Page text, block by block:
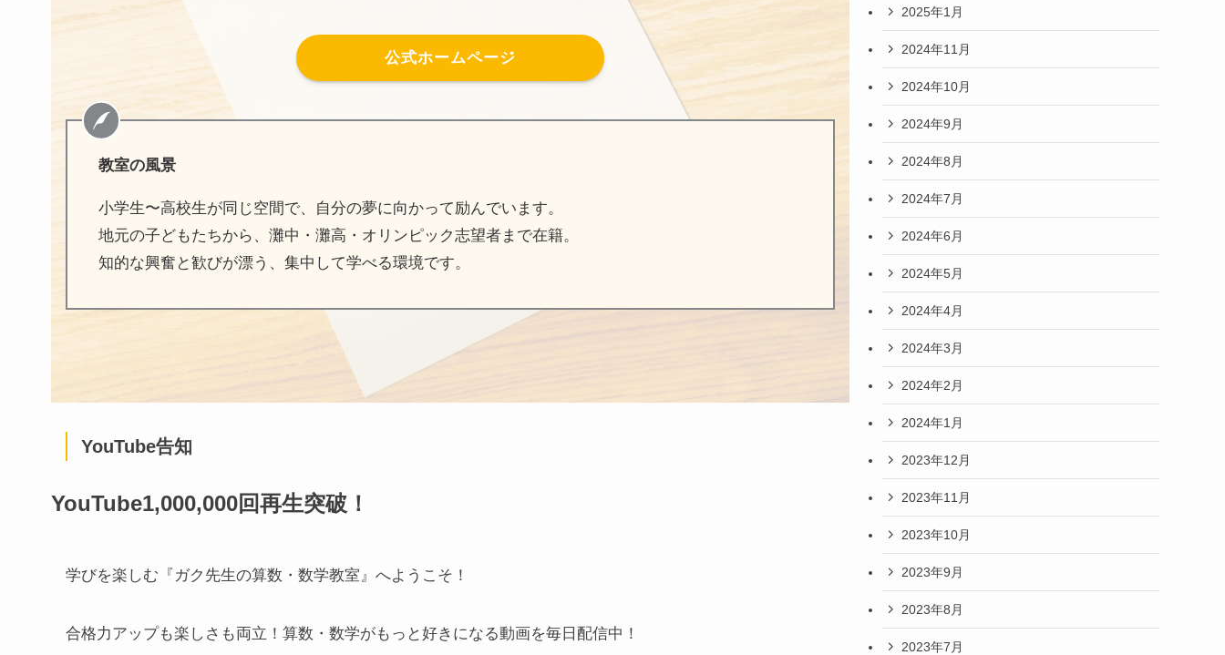
公式ホームページ
教室の風景
小学生〜高校生が同じ空間で、自分の夢に向かって励んでいます。
地元の子どもたちから、灘中・灘高・オリンピック志望者まで在籍。
知的な興奮と歓びが漂う、集中して学べる環境です。
YouTube告知
YouTube1,000,000回再生突破！
学びを楽しむ『ガク先生の算数・数学教室』へようこそ！
合格力アップも楽しさも両立！算数・数学がもっと好きになる動画を毎日配信中！
2025年1月
2024年11月
2024年10月
2024年9月
2024年8月
2024年7月
2024年6月
2024年5月
2024年4月
2024年3月
2024年2月
2024年1月
2023年12月
2023年11月
2023年10月
2023年9月
2023年8月
2023年7月